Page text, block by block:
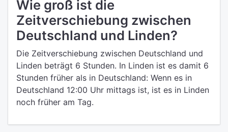
Wie groß ist die
Zeitverschiebung zwischen
Deutschland und Linden?
Die Zeitverschiebung zwischen Deutschland und
Linden beträgt 6 Stunden. In Linden ist es damit 6
Stunden früher als in Deutschland: Wenn es in
Deutschland 12:00 Uhr mittags ist, ist es in Linden
noch früher am Tag.